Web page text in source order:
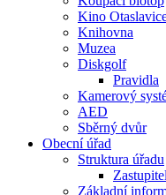
Kino
Knihovna
Muzea
Diskgolf
Pravidla
Kamerový
AED
Sběrný dvůr
Obecní úřad
Struktura úřadu
Základní